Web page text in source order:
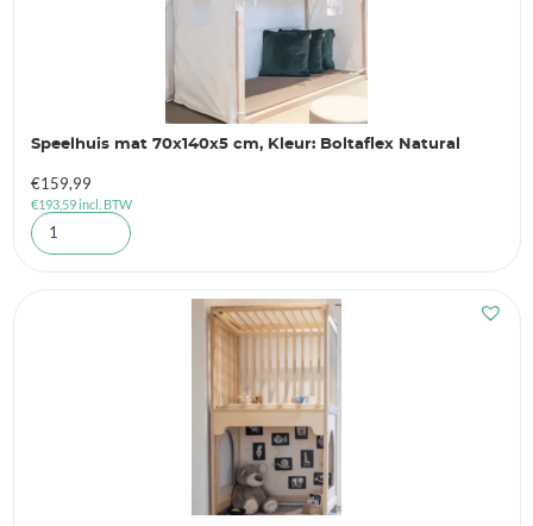
Speelhuis mat 70x140x5 cm, Kleur: Boltaflex Natural
€159,99
€193,59incl. BTW